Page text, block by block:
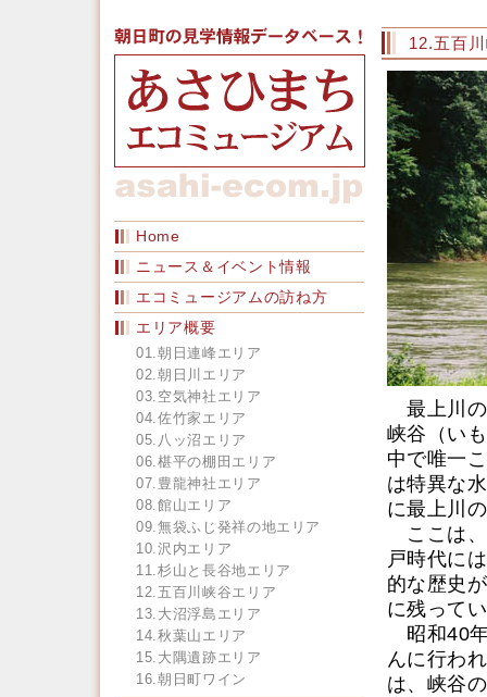
Home
ニュース＆イベント情報
エコミュージアムの訪ね方
エリア概要
01.朝日連峰エリア
02.朝日川エリア
03.空気神社エリア
04.佐竹家エリア
05.八ッ沼エリア
06.椹平の棚田エリア
07.豊龍神社エリア
08.館山エリア
09.無袋ふじ発祥の地エリア
10.沢内エリア
11.杉山と長谷地エリア
12.五百川峡谷エリア
13.大沼浮島エリア
14.秋葉山エリア
15.大隅遺跡エリア
16.朝日町ワイン
12.五百
最上川の
峡谷（い
中で唯一
は特異な
に最上川
ここは、
戸時代に
的な歴史
に残って
昭和40年
んに行わ
は、峡谷